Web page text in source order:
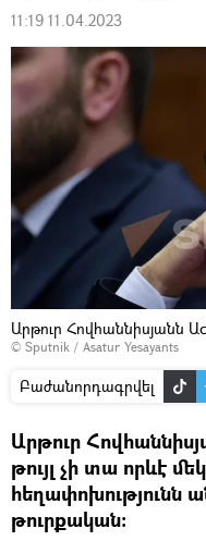
11:19 11.04.2023
Արթուր Հովհաննիսյանն
© Sputnik / Asatur Yesayants
Բաժանորդագրվել
Արթուր
թույլ չի տա որևէ
հեղափոխությունն
թուրքական: